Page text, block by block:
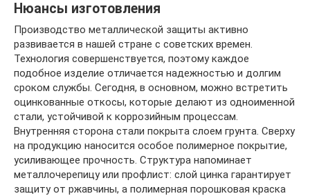
Нюансы изготовления
Производство металлической защиты активно
развивается в нашей стране с советских времен.
Технология совершенствуется, поэтому каждое
подобное изделие отличается надежностью и долгим
сроком службы. Сегодня, в основном, можно встретить
оцинкованные откосы, которые делают из одноименной
стали, устойчивой к коррозийным процессам.
Внутренняя сторона стали покрыта слоем грунта. Сверху
на продукцию наносится особое полимерное покрытие,
усиливающее прочность. Структура напоминает
металлочерепицу или профлист: слой цинка гарантирует
защиту от ржавчины, а полимерная порошковая краска